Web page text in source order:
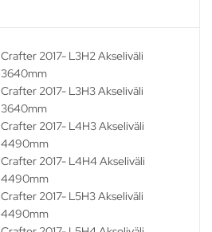
Crafter 2017- L3H2 Akseliväli
3640mm
Crafter 2017- L3H3 Akseliväli
3640mm
Crafter 2017- L4H3 Akseliväli
4490mm
Crafter 2017- L4H4 Akseliväli
4490mm
Crafter 2017- L5H3 Akseliväli
4490mm